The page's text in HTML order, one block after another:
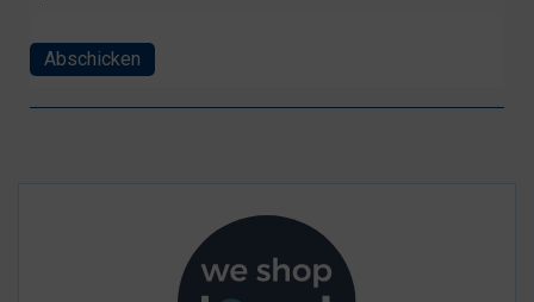
Abschicken